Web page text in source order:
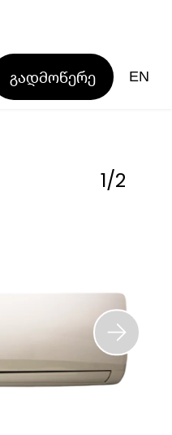
გადმოწერე EN
1/2